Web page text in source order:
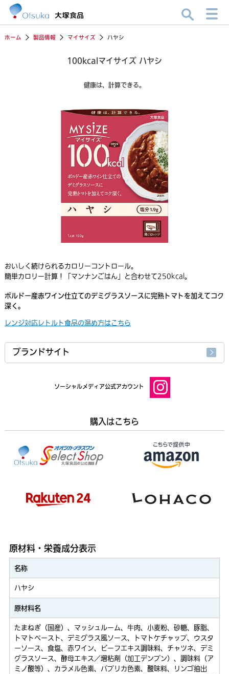
ホーム 製品情報 マイサイズ ハヤシ
100kcalマイサイズ ハヤシ
健康は、計算できる。
おいしく続けられるカロリーコントロール。
簡単カロリー計算！「マンナンごはん」と合わせて250kcal。
ボルドー産赤ワイン仕立てのデミグラスソースに完熟トマトを加えてコク
深く。
レンジ対応レトルト食品の温め方はこちら
ブランドサイト
ソーシャルメディア公式アカウント
購入はこちら
原材料・栄養成分表示
名称
ハヤシ
原材料名
たまねぎ（国産）、マッシュルーム、牛肉、小麦粉、砂糖、豚脂、
トマトペースト、デミグラス風ソース、トマトケチャップ、ウスタ
ーソース、食塩、赤ワイン、ビーフエキス調味料、チャツネ、デミ
グラスソース、酵母エキス／増粘剤（加工デンプン）、調味料（ア
ミノ酸等）、カラメル色素、パプリカ色素、酸味料、リンゴ抽出